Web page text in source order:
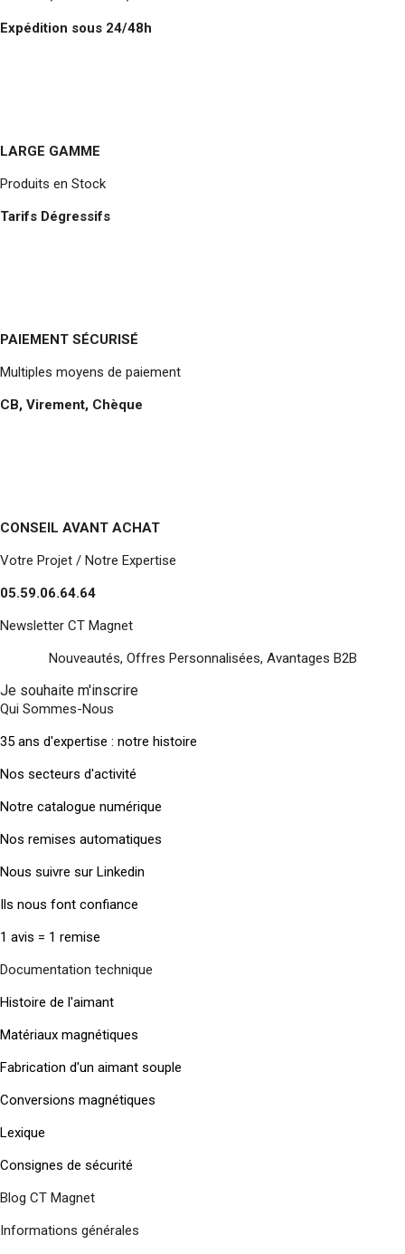
Expédition sous 24/48h
LARGE GAMME
Produits en Stock
Tarifs Dégressifs
PAIEMENT SÉCURISÉ
Multiples moyens de paiement
CB, Virement, Chèque
CONSEIL AVANT ACHAT
Votre Projet / Notre Expertise
05.59.06.64.64
Newsletter CT Magnet
Nouveautés, Offres Personnalisées, Avantages B2B
Je souhaite m'inscrire
Qui Sommes-Nous
35 ans d'expertise : notre histoire
Nos secteurs d'activité
Notre catalogue numérique
Nos remises automatiques
Nous suivre sur Linkedin
Ils nous font confiance
1 avis = 1 remise
Documentation technique
Histoire de l'aimant
Matériaux magnétiques
Fabrication d'un aimant souple
Conversions magnétiques
Lexique
Consignes de sécurité
Blog CT Magnet
Informations générales